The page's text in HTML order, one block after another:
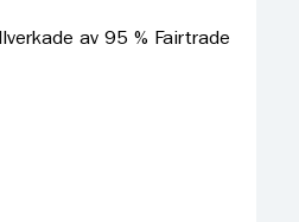
av 95 % Fairtrade